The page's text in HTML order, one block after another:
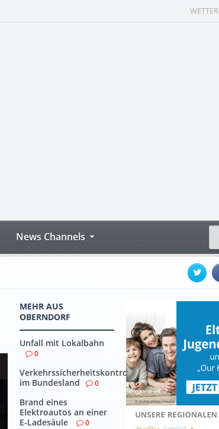
WETTER
News Channels
MEHR AUS
OBERNDORF
Unfall mit Lokalbahn
0
Verkehrssicherheitskontrollen
im Bundesland
0
Brand eines
Elektroautos an einer
E-Ladesäule
0